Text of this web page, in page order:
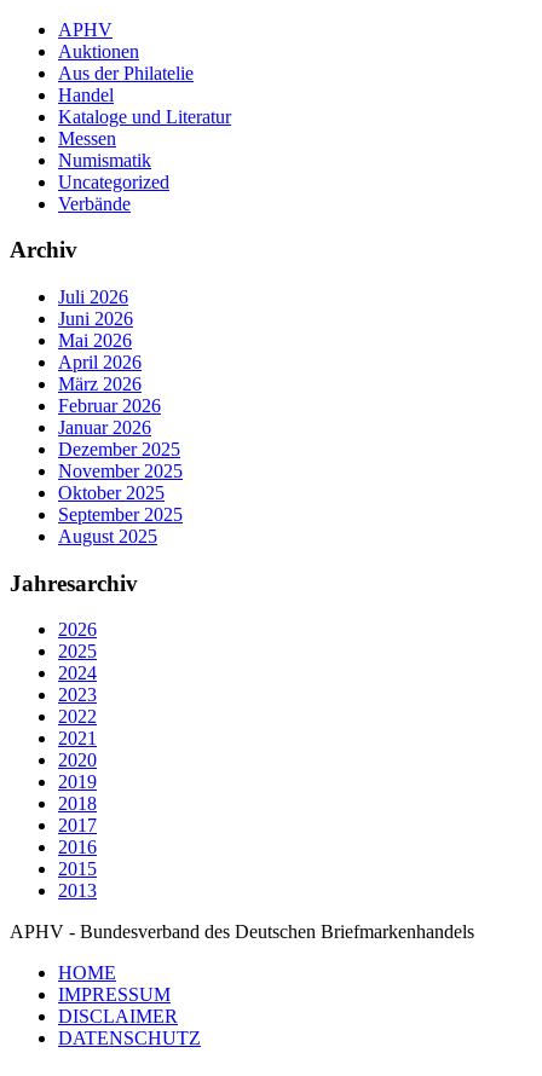
APHV
Auktionen
Aus der Philatelie
Handel
Kataloge und Literatur
Messen
Numismatik
Uncategorized
Verbände
Archiv
Juli 2026
Juni 2026
Mai 2026
April 2026
März 2026
Februar 2026
Januar 2026
Dezember 2025
November 2025
Oktober 2025
September 2025
August 2025
Jahresarchiv
2026
2025
2024
2023
2022
2021
2020
2019
2018
2017
2016
2015
2013
APHV - Bundesverband des Deutschen Briefmarkenhandels
HOME
IMPRESSUM
DISCLAIMER
DATENSCHUTZ